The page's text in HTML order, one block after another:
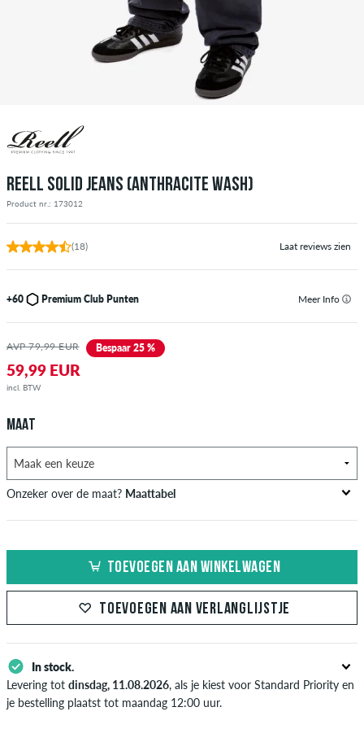
REELL SOLID JEANS (ANTHRACITE WASH)
Product nr.: 173012
(18) Laat reviews zien
+60 Premium Club Punten Meer Info
AVP 79,99 EUR Bespaar 25 %
59,99 EUR
incl. BTW
MAAT
Onzeker over de maat? Maattabel
26-27 66-69
28-29 71-73,5
M 32-33
L 34 86
TOEVOEGEN AAN WINKELWAGEN
TOEVOEGEN AAN VERLANGLIJSTJE
In stock.
Levering tot dinsdag, 11.08.2026, als je kiest voor Standard Priority en
je bestelling plaatst tot maandag 12:00 uur.